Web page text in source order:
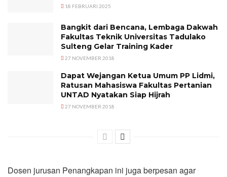
18 FEBRUARI 2025
Bangkit dari Bencana, Lembaga Dakwah
Fakultas Teknik Universitas Tadulako
Sulteng Gelar Training Kader
27 NOVEMBER 2018
Dapat Wejangan Ketua Umum PP Lidmi,
Ratusan Mahasiswa Fakultas Pertanian
UNTAD Nyatakan Siap Hijrah
27 NOVEMBER 2018
Dosen jurusan Penangkapan ini juga berpesan agar